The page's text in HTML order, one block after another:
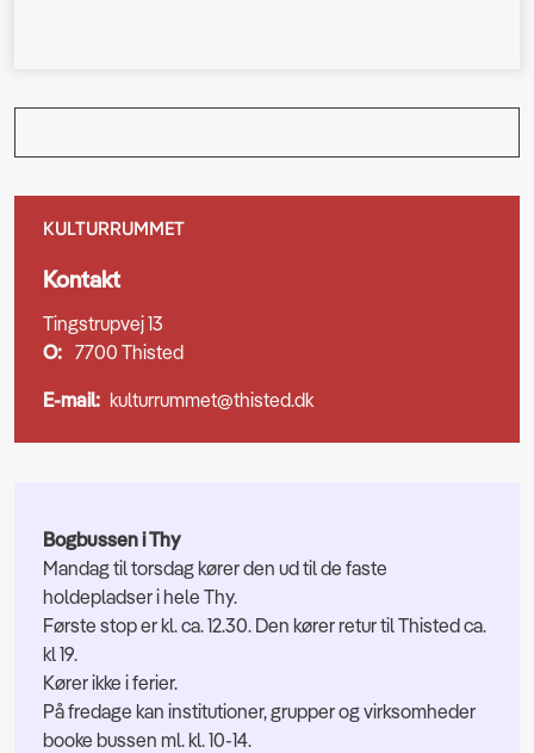
KULTURRUMMET
Kontakt
Tingstrupvej 13
O: 7700 Thisted
E-mail: kulturrummet@thisted.dk
Bogbussen i Thy
Mandag til torsdag kører den ud til de faste
holdepladser i hele Thy.
Første stop er kl. ca. 12.30. Den kører retur til Thisted ca.
kl 19.
Kører ikke i ferier.
På fredage kan institutioner, grupper og virksomheder
booke bussen ml. kl. 10-14.